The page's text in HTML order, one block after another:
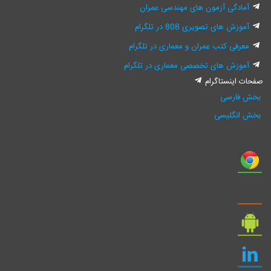
آمادگی آزمون های مهندسی عمران
آموزش های تصویری 808 در تلگرام
معرفی کتب عمران و معماری در تلگرام
آموزش های تخصصی معماری در تلگرام
صفحات اینستاگرام
بخش فارسی
بخش انگلیسی